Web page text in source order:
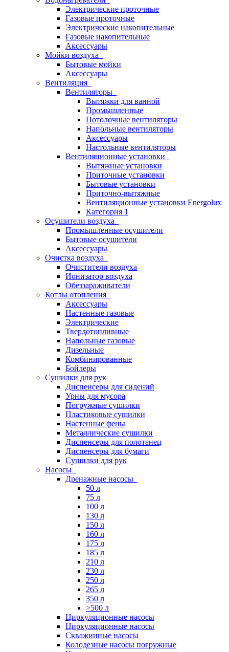
Электрические проточные
Газовые проточные
Электрические накопительные
Газовые накопительные
Аксессуары
Мойки воздуха
Бытовые мойки
Аксессуары
Вентиляция
Вентиляторы
Вытяжки для ванной
Промышленные
Потолочные вентиляторы
Напольные вентиляторы
Аксессуары
Настольные вентиляторы
Вентиляционные установки
Вытяжные установки
Приточные установки
Бытовые установки
Приточно-вытяжные
Вентиляционные установки Energolux
Категория 1
Осушители воздуха
Промышленные осушители
Бытовые осушители
Аксессуары
Очистка воздуха
Очистители воздуха
Ионизатор воздуха
Обеззараживатели
Котлы отопления
Аксессуары
Настенные газовые
Электрические
Твердотопливные
Напольные газовые
Дизельные
Комбинированные
Бойлеры
Сушилки для рук
Диспенсеры для сидений
Урны для мусора
Погружные сушилки
Пластиковые сушилки
Настенные фены
Металлические сушилки
Диспенсеры для полотенец
Диспенсеры для бумаги
Сушилки для рук
Насосы
Дренажные насосы
50 л
75 л
100 л
130 л
150 л
160 л
175 л
185 л
210 л
230 л
250 л
265 л
350 л
>500 л
Циркуляционные насосы
Циркуляционные насосы
Скважинные насосы
Колодезные насосы погружные